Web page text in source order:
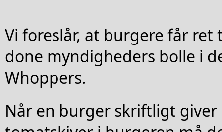
Vi foreslår, at burgere får
done myndigheders bolle i
Whoppers.
Når en burger skriftligt